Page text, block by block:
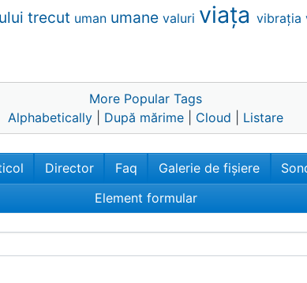
trecut uman umanevaluri viaţavibraţia
More Popular Tags
Alphabetically
După mărime Cloud Listare
Director Faq Galerie de fișiere
Element formular